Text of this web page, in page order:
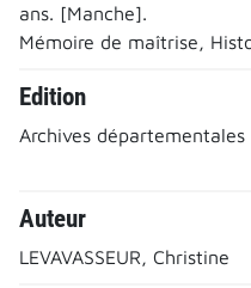
ans. [Manche].
Mémoire de maîtrise,
Edition
Archives
Auteur
LEVAVASSEUR, Christine